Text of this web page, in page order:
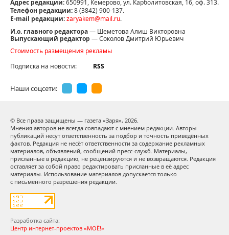
Адрес редакции:650991, Кемерово, ул. Карболитовская, 16, оф. 313.
Телефон редакции:8 (3842) 900-137.
E-mail редакции:zaryakem@mail.ru.
И.о. главного редактора— Шеметова Алиш Викторовна
Выпускающий редактор — Соколов Дмитрий Юрьевич
Стоимость размещения рекламы
Подписка на новости:
RSS
Наши соцсети:
© Все права защищены — газета «Заря», 2026.
Мнения авторов не всегда совпадают с мнением редакции. Авторы
публикаций несут ответственность за подбор и точность приведённых
фактов. Редакция не несёт ответственности за содержание рекламных
материалов, объявлений, сообщений пресс-служб. Материалы,
присланные в редакцию, не рецензируются и не возвращаются. Редакция
оставляет за собой право редактировать присланные в её адрес
материалы. Использование материалов допускается только
с письменного разрешения редакции.
Разработка сайта:
Центр интернет-проектов «МОЁ!»